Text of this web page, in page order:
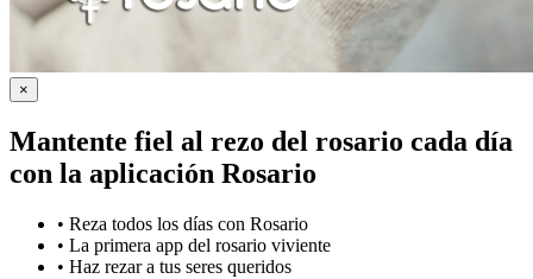
×
Mantente fiel al rezo del rosario cada día
con la aplicación Rosario
• Reza todos los días con Rosario
• La primera app del rosario viviente
• Haz rezar a tus seres queridos